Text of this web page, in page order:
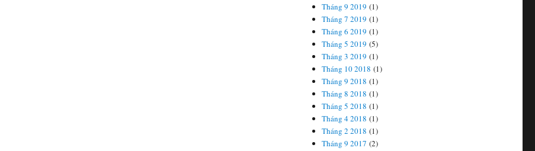
Tháng 9 2019 (1)
Tháng 7 2019 (1)
Tháng 6 2019 (1)
Tháng 5 2019 (5)
Tháng 3 2019 (1)
Tháng 10 2018 (1)
Tháng 9 2018 (1)
Tháng 8 2018 (1)
Tháng 5 2018 (1)
Tháng 4 2018 (1)
Tháng 2 2018 (1)
Tháng 9 2017 (2)